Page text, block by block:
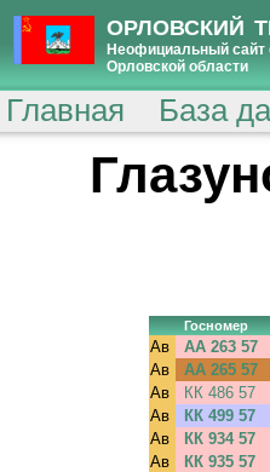
ОРЛОВСКИЙ
Неофициальный сайт
Орловской области
Главная База
Госномер
Ав АА 263 57
Ав
АА 265 57
Ав
КК 486 57
Ав
КК 499 57
Ав
КК 934 57
Ав
КК 935 57